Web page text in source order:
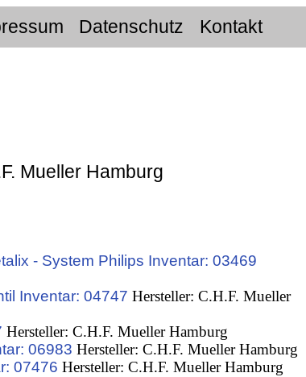
Datenschutz Kontakt
Mueller Hamburg
- System Philips Inventar: 03469
Inventar: 04747 Hersteller: C.H.F. Mueller
Hersteller: C.H.F. Mueller Hamburg
06983 Hersteller: C.H.F. Mueller Hamburg
07476 Hersteller: C.H.F. Mueller Hamburg